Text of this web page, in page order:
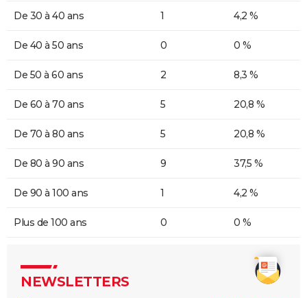
De 30 à 40 ans 1 4,2 %
De 40 à 50 ans 0 0 %
De 50 à 60 ans 2 8,3 %
De 60 à 70 ans 5 20,8 %
De 70 à 80 ans 5 20,8 %
De 80 à 90 ans 9 37,5 %
De 90 à 100 ans 1 4,2 %
Plus de 100 ans 0 0 %
NEWSLETTERS